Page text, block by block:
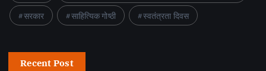
सरकार
साहित्यिक गोष्ठी स्वतंत्रता दिवस
Recent Post